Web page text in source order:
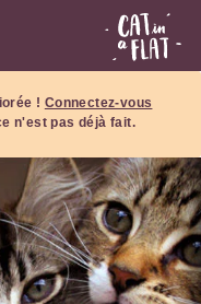
! Connectez-vous
n'est pas déjà fait.